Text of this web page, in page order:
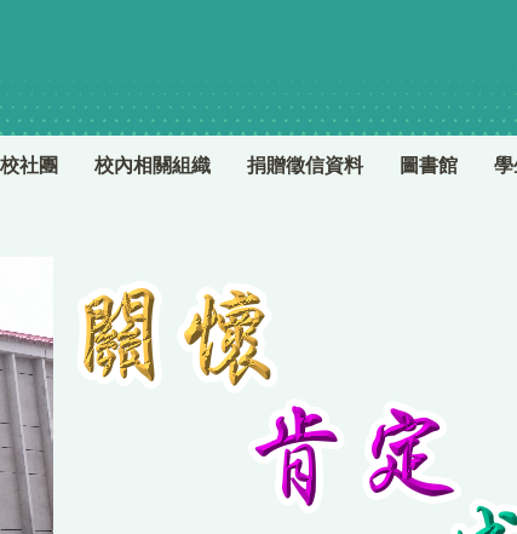
社團 校內相關組織 捐贈徵信資料 圖書館 學